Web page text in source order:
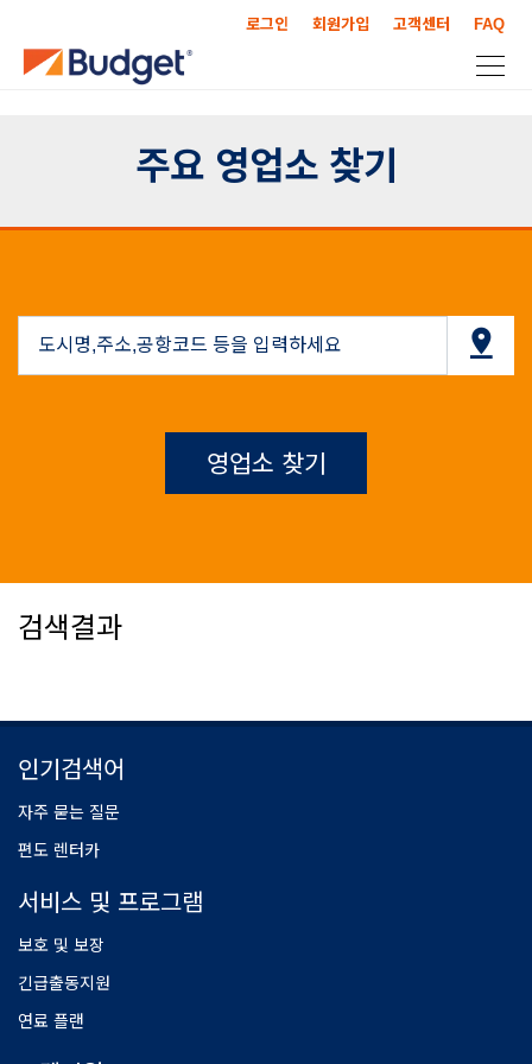
로그인 회원가입 고객센터 FAQ
주요 영업소 찾기
영업소 찾기
검색결과
인기검색어
자주 묻는 질문
편도 렌터카
서비스 및 프로그램
보호 및 보장
긴급출동지원
연료 플랜